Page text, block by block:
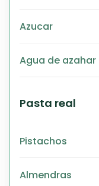
Azucar
Agua de azahar
Pasta real
Pistachos
Almendras